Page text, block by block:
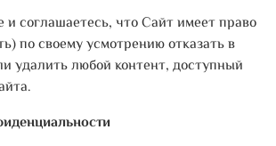
и соглашаетесь, что Сайт имеет право
по своему усмотрению отказать в
удалить любой контент, доступный